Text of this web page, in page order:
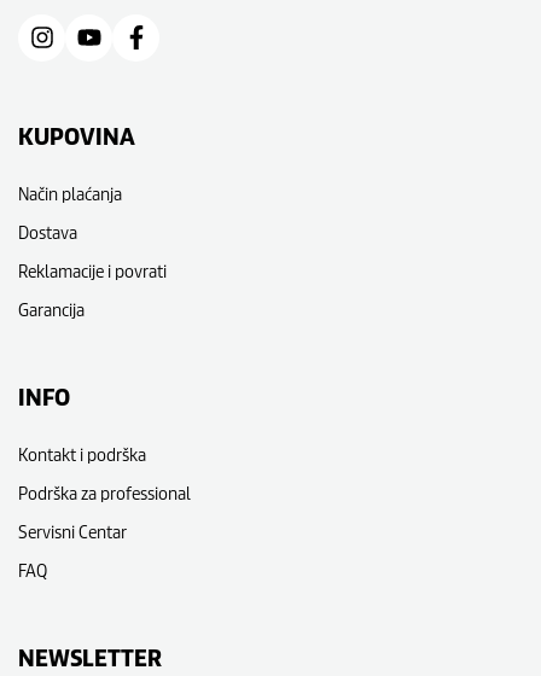
KUPOVINA
Način plaćanja
Dostava
Reklamacije i povrati
Garancija
INFO
Kontakt i podrška
Podrška za professional
Servisni Centar
FAQ
NEWSLETTER